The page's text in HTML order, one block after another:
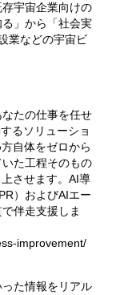
宇宙企業向けの
」から「社会実
業などの宇宙ビ
たの仕事を任せ
るソリューショ
自体をゼロから
た工程そのもの
させます。AI導
）およびAIエー
伴走支援しま
improvement/
た情報をリアル